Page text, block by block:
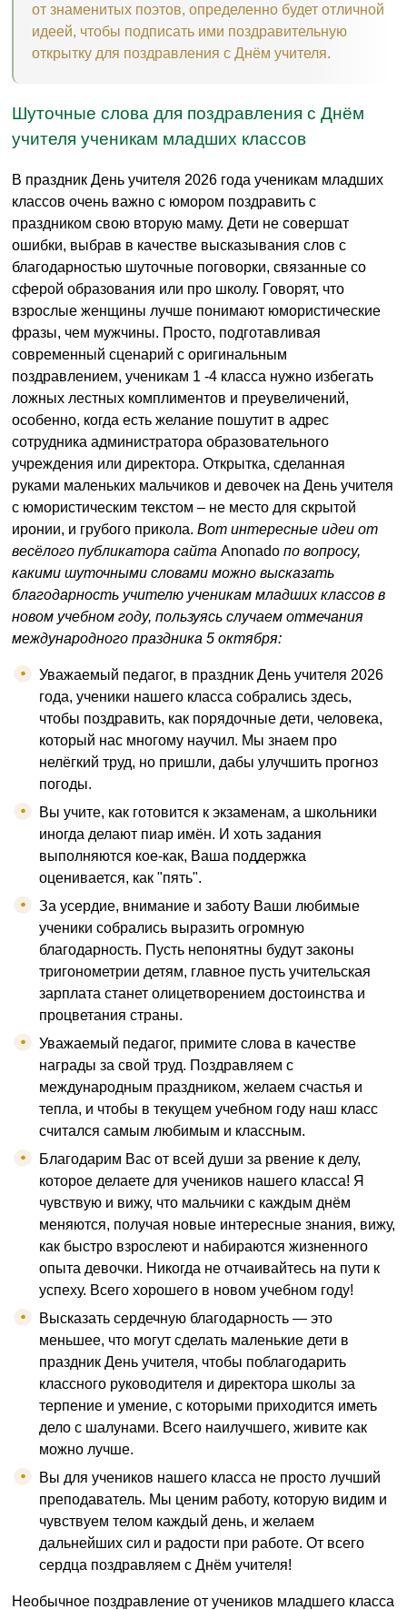
от знаменитых поэтов, определенно будет отличной
идеей, чтобы подписать ими поздравительную
открытку для поздравления с Днём учителя.
Шуточные слова для поздравления с Днём
учителя ученикам младших классов
В праздник День учителя 2026 года ученикам младших
классов очень важно с юмором поздравить с
праздником свою вторую маму. Дети не совершат
ошибки, выбрав в качестве высказывания слов с
благодарностью шуточные поговорки, связанные со
сферой образования или про школу. Говорят, что
взрослые женщины лучше понимают юмористические
фразы, чем мужчины. Просто, подготавливая
современный сценарий с оригинальным
поздравлением, ученикам 1 -4 класса нужно избегать
ложных лестных комплиментов и преувеличений,
особенно, когда есть желание пошутит в адрес
сотрудника администратора образовательного
учреждения или директора. Открытка, сделанная
руками маленьких мальчиков и девочек на День учителя
с юмористическим текстом – не место для скрытой
иронии, и грубого прикола. Вот интересные идеи от
весёлого публикатора сайта Anonado по вопросу,
какими шуточными словами можно высказать
благодарность учителю ученикам младших классов в
новом учебном году, пользуясь случаем отмечания
международного праздника 5 октября:
Уважаемый педагог, в праздник День учителя 2026
года, ученики нашего класса собрались здесь,
чтобы поздравить, как порядочные дети, человека,
который нас многому научил. Мы знаем про
нелёгкий труд, но пришли, дабы улучшить прогноз
погоды.
Вы учите, как готовится к экзаменам, а школьники
иногда делают пиар имён. И хоть задания
выполняются кое-как, Ваша поддержка
оценивается, как "пять".
За усердие, внимание и заботу Ваши любимые
ученики собрались выразить огромную
благодарность. Пусть непонятны будут законы
тригонометрии детям, главное пусть учительская
зарплата станет олицетворением достоинства и
процветания страны.
Уважаемый педагог, примите слова в качестве
награды за свой труд. Поздравляем с
международным праздником, желаем счастья и
тепла, и чтобы в текущем учебном году наш класс
считался самым любимым и классным.
Благодарим Вас от всей души за рвение к делу,
которое делаете для учеников нашего класса! Я
чувствую и вижу, что мальчики с каждым днём
меняются, получая новые интересные знания, вижу,
как быстро взрослеют и набираются жизненного
опыта девочки. Никогда не отчаивайтесь на пути к
успеху. Всего хорошего в новом учебном году!
Высказать сердечную благодарность — это
меньшее, что могут сделать маленькие дети в
праздник День учителя, чтобы поблагодарить
классного руководителя и директора школы за
терпение и умение, с которыми приходится иметь
дело с шалунами. Всего наилучшего, живите как
можно лучше.
Вы для учеников нашего класса не просто лучший
преподаватель. Мы ценим работу, которую видим и
чувствуем телом каждый день, и желаем
дальнейших сил и радости при работе. От всего
сердца поздравляем с Днём учителя!
Необычное поздравление от учеников младшего класса